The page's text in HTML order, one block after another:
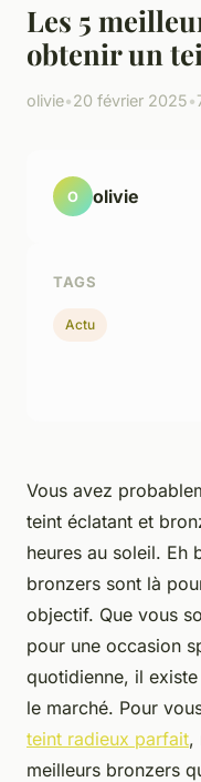
Les 5
obtenir un
olivie•20 février 2025•
Vous avez
teint éclatant et
heures au soleil. Eh
bronzers sont là
objectif. Que vous
pour une occasion
quotidienne, il
le marché. Pour
teint radieux parfait,
meilleurs bronzers
O olivie
TAGS
Actu